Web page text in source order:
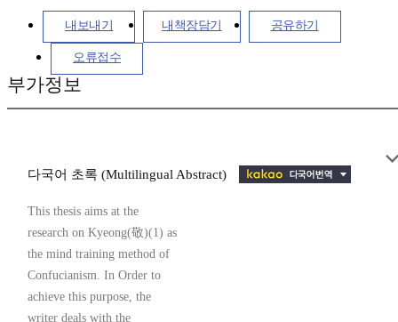
내보내기 내책장담기 공유하기
오류접수
부가정보
다국어 초록 (Multilingual Abstract)
This thesis aims at the
research on Kyeong(敬)(1) as
the mind training method of
Confucianism. In Order to
achieve this purpose, the
writer deals with the